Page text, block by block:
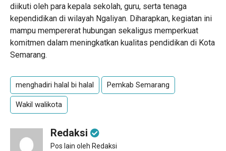
diikuti oleh para kepala sekolah, guru, serta tenaga
kependidikan di wilayah Ngaliyan. Diharapkan, kegiatan ini
mampu mempererat hubungan sekaligus memperkuat
komitmen dalam meningkatkan kualitas pendidikan di Kota
Semarang.
menghadiri halal bi halal Pemkab Semarang
Wakil walikota
Redaksi
Pos lain oleh Redaksi